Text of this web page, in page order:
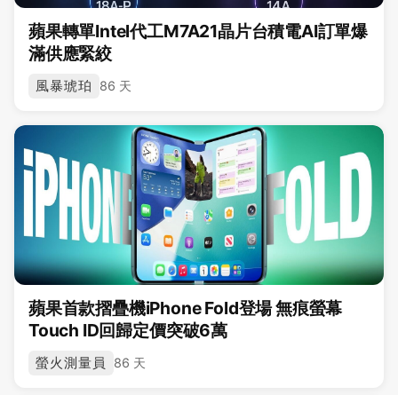
蘋果轉單Intel代工M7A21晶片台積電AI訂單爆
滿供應緊絞
風暴琥珀 86 天
蘋果首款摺疊機iPhone Fold登場 無痕螢幕
Touch ID回歸定價突破6萬
螢火測量員 86 天